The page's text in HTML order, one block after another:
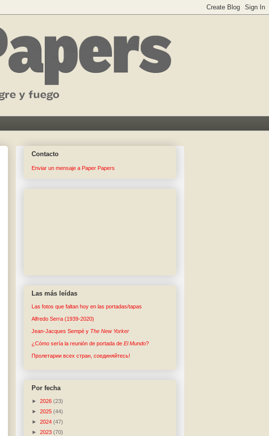
Contacto
Enviar un mensaje a Paper Papers
Las más leídas
Las fotos que faltan hoy en las portadas/tapas
Alfredo Serra (1939-2020)
Jean-Jacques Sempé y The New Yorker
¿Cómo sería la reunión de portada de El Mundo?
Пролетарии всех стран, соединяйтесь!
Por fecha
► 2026 (23)
► 2025 (44)
► 2024 (47)
► 2023 (70)